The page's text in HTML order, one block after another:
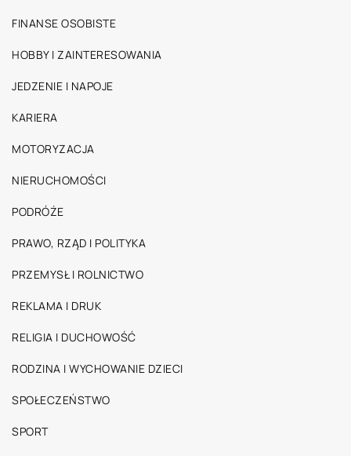
FINANSE OSOBISTE
HOBBY I ZAINTERESOWANIA
JEDZENIE I NAPOJE
KARIERA
MOTORYZACJA
NIERUCHOMOŚCI
PODRÓŻE
PRAWO, RZĄD I POLITYKA
PRZEMYSŁ I ROLNICTWO
REKLAMA I DRUK
RELIGIA I DUCHOWOŚĆ
RODZINA I WYCHOWANIE DZIECI
SPOŁECZEŃSTWO
SPORT